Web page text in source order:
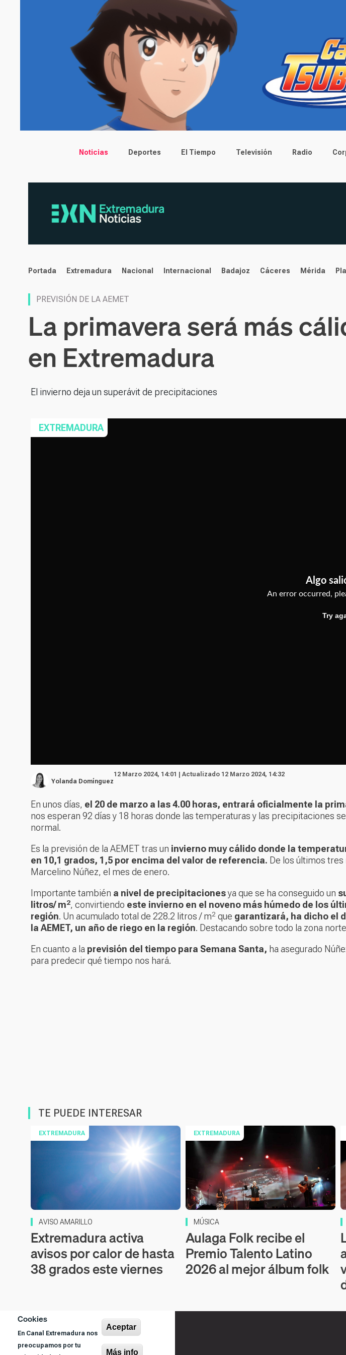
Cookies
En Canal Extremadura nos
preocupamos por tu
Aceptar
Más info
Main menu
Noticias Deportes El Tiempo Televisión Radio
noticias
Portada Extremadura Nacional Internacional Badajoz Cáceres Mérida
PREVISIÓN DE LA AEMET
La primavera será más
en Extremadura
El invierno deja un superávit de precipitaciones
EXTREMADURA
Yolanda Domínguez
12 Marzo 2024, 14:01 | Actualizado 12 Marzo 2024, 14:32
En unos días, el 20 de marzo a las 4.00 horas, entrará oficialmente la
nos esperan 92 días y 18 horas donde las temperaturas y las precipitaciones
normal.
Es la previsión de la AEMET tras un invierno muy cálido donde la
en 10,1 grados, 1,5 por encima del valor de referencia. De los últimos
Marcelino Núñez, el mes de enero.
Importante también a nivel de precipitacionesya que se ha conseguido un
litros/ m2, convirtiendo este invierno en el noveno más húmedo de los
región. Un acumulado total de 228.2 litros / m2 que garantizará, ha dicho el
la AEMET, un año de riego en la región. Destacando sobre todo la zona
En cuanto a la previsión del tiempo para Semana Santa, ha asegurado
para predecir qué tiempo nos hará.
TE PUEDE INTERESAR
EXTREMADURA
AVISO AMARILLO
Extremadura activa
avisos por calor de hasta
38 grados este viernes
EXTREMADURA
MÚSICA
Aulaga Folk recibe el
Premio Talento Latino
2026 al mejor álbum folk